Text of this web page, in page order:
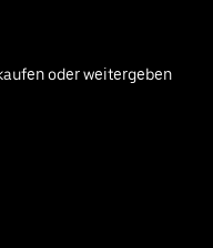
oder weitergeben